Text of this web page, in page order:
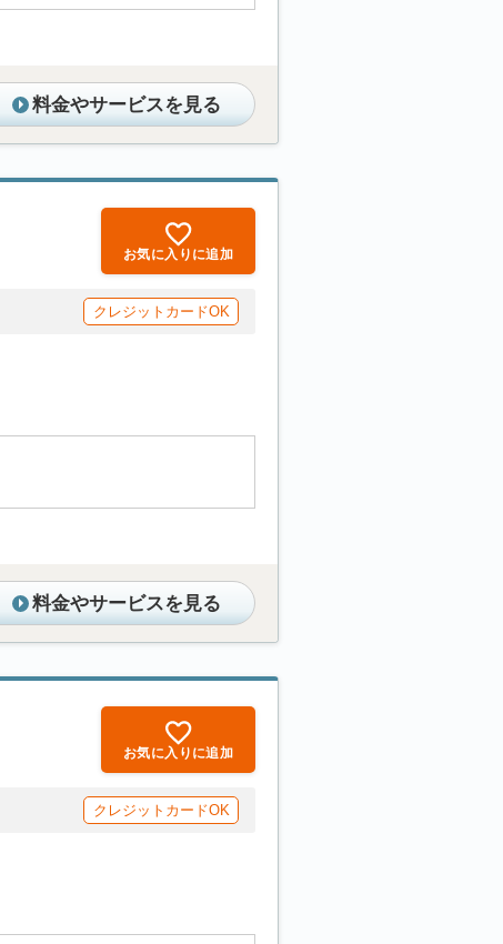
料金やサービスを見る
お気に入りに追加
クレジットカードOK
料金やサービスを見る
お気に入りに追加
クレジットカードOK